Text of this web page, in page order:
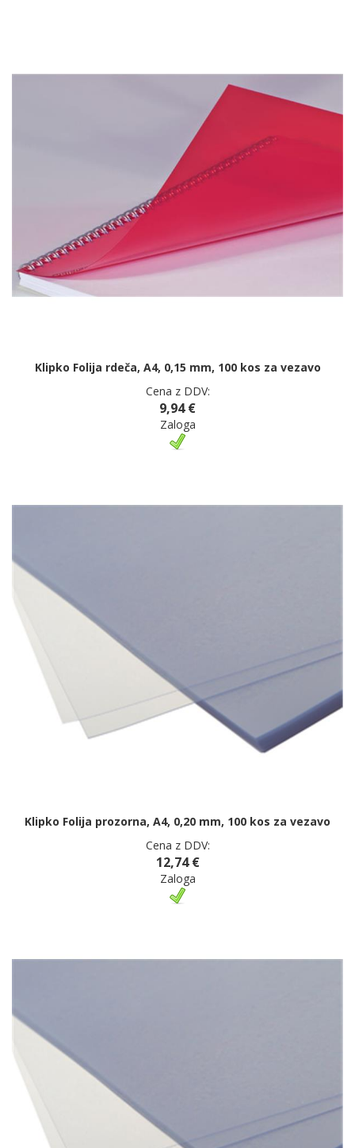
Klipko Folija rdeča, A4, 0,15 mm, 100 kos za vezavo
Cena z DDV:
9,94 €
Zaloga
Klipko Folija prozorna, A4, 0,20 mm, 100 kos za vezavo
Cena z DDV:
12,74 €
Zaloga